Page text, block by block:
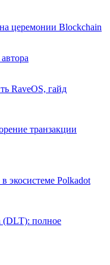
церемонии Blockchain
RaveOS, гайд
транзакции
экосистеме Polkadot
(DLT): полное